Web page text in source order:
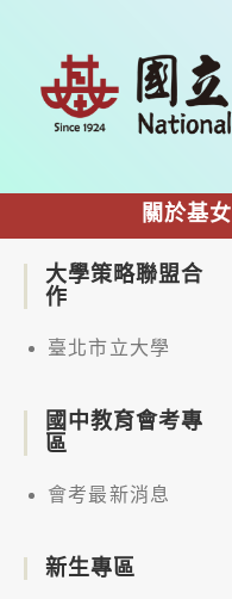
關於基女
大學策略聯盟合
作
臺北市立大學
國中教育會考專
區
會考最新消息
新生專區